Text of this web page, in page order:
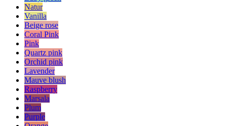
Natur
Vanilla
Beige rose
Coral Pink
Pink
Quartz pink
Orchid pink
Lavender
Mauve blush
Raspberry
Marsala
Plum
Purple